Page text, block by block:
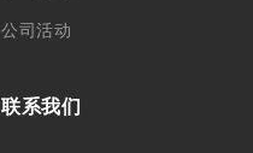
公司活动
联系我们